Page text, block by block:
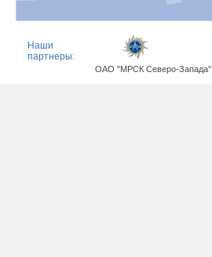
Наши
партнеры:
ОАО "МРСК Северо-Запада"